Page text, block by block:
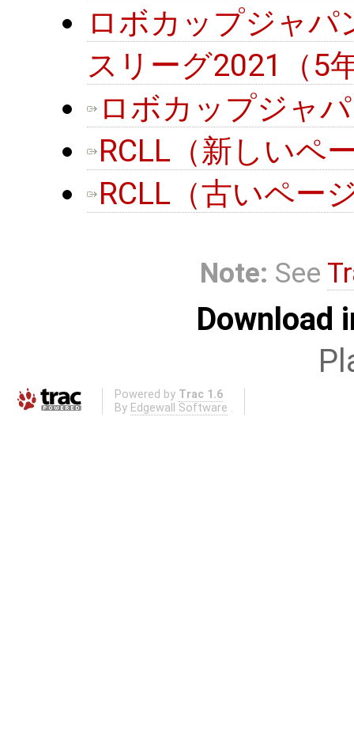
ロボカップジャ
スリーグ2021（5
ロボカップジャ
RCLL（新しいペ
RCLL（古いペー
Note: See
Download
Powered by Trac 1.6
By Edgewall Software .